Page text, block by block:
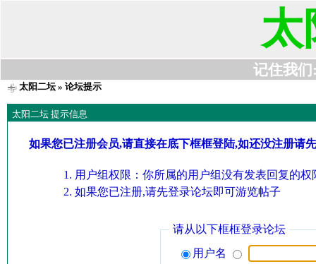
太
记住我们
太阳二坛» 论坛提示
太阳二坛 提示信息
如果您已注册会员,请直接在底下框框登陆,如还没注册请
用户组权限：你所属的用户组没有发表回复的权
如果您已注册,请先登录论坛即可游览帖子
请从以下框框登录论坛
用户名